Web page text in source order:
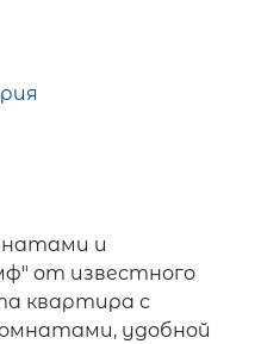
и
от известного
квартира с
удобной